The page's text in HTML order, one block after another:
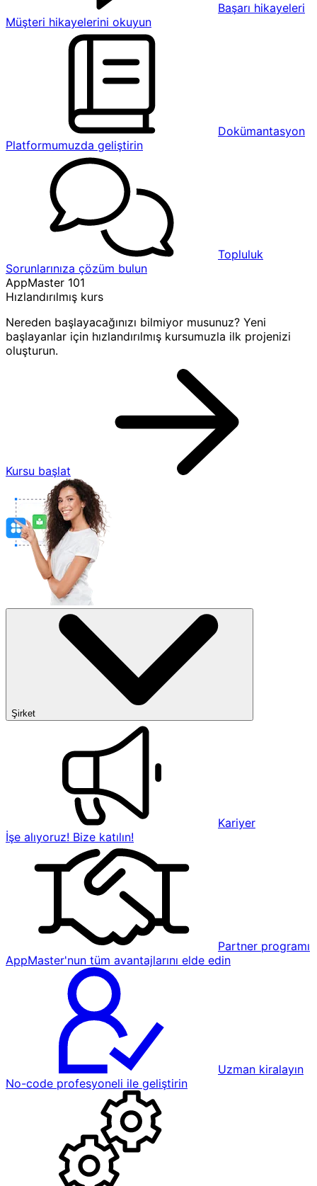
Başarı hikayeleri
Müşteri hikayelerini okuyun
Dokümantasyon
Platformumuzda geliştirin
Topluluk
Sorunlarınıza çözüm bulun
AppMaster 101
Hızlandırılmış kurs
Nereden başlayacağınızı bilmiyor musunuz? Yeni
başlayanlar için hızlandırılmış kursumuzla ilk projenizi
oluşturun.
Kursu başlat
Şirket
Kariyer
İşe alıyoruz! Bize katılın!
Partner programı
AppMaster'nun tüm avantajlarını elde edin
Uzman kiralayın
No-code profesyoneli ile geliştirin